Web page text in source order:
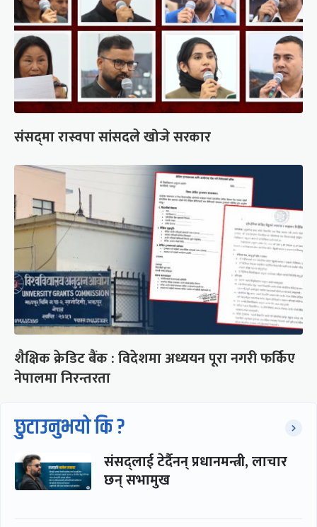
संसद्‍मा रास्वपा सांसदले खोजे सरकार
शैक्षिक क्रेडिट बैंक : विदेशमा अध्ययन पूरा नगरी फर्किए
नेपालमा निरन्तरता
छुटाउनुभयो कि ?
संसद्लाई टेर्दैनन् प्रधानमन्त्री, लाचार
छन् सभामुख